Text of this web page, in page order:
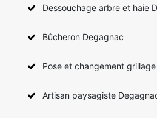
Dessouchage arbre et haie
Bûcheron Degagnac
Pose et changement
Artisan paysagiste